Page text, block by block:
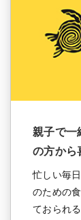
親子で一
の方から
忙しい毎
のための
ておられ